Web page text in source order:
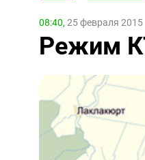
08:40, 25 февраля 2015
Режим